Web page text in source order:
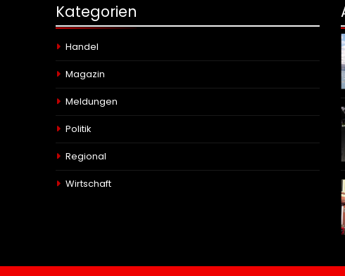
Kategorien
Handel
Magazin
Meldungen
Politik
Regional
Wirtschaft